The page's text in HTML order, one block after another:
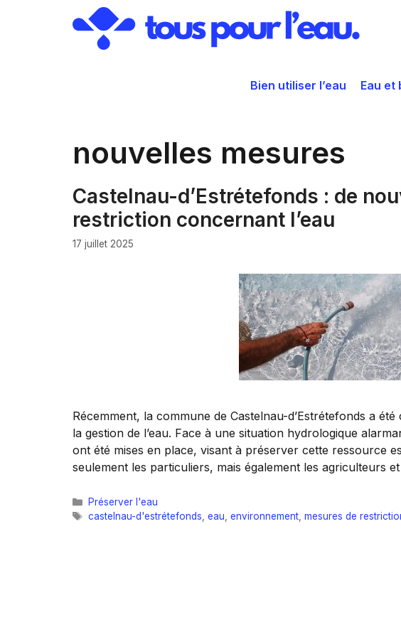
Bien utiliser l’eau Eau et
nouvelles mesures
Castelnau-d’Estrétefonds : de
restriction concernant l’eau
17 juillet 2025
Récemment, la commune de Castelnau-d’Estrétefonds a
la gestion de l’eau. Face à une situation hydrologique
ont été mises en place, visant à préserver cette ressource
seulement les particuliers, mais également les agriculteurs
Catégories
Préserver l'eau
Étiquettes
castelnau-d'estrétefonds eau environnement, mesures de